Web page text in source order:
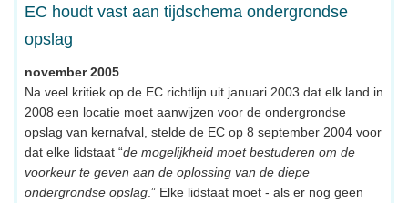
EC houdt vast aan tijdschema ondergrondse
opslag
november 2005
Na veel kritiek op de EC richtlijn uit januari 2003 dat elk land in
2008 een locatie moet aanwijzen voor de ondergrondse
opslag van kernafval, stelde de EC op 8 september 2004 voor
dat elke lidstaat “de mogelijkheid moet bestuderen om de
voorkeur te geven aan de oplossing van de diepe
ondergrondse opslag .” Elke lidstaat moet - als er nog geen